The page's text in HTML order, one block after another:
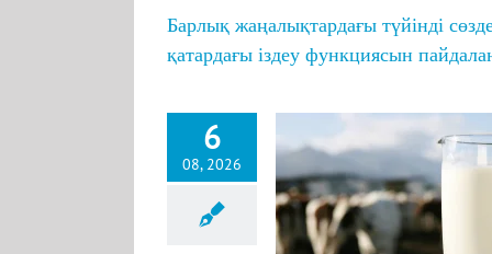
Барлық жаңалықтардағы түйінді
қатардағы іздеу функциясын
6
08, 2026
микроорганизмдердің жоғары